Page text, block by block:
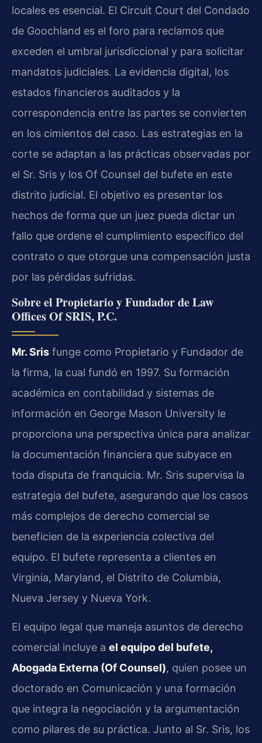
locales es esencial. El Circuit Court del Condado
de Goochland es el foro para reclamos que
exceden el umbral jurisdiccional y para solicitar
mandatos judiciales. La evidencia digital, los
estados financieros auditados y la
correspondencia entre las partes se convierten
en los cimientos del caso. Las estrategias en la
corte se adaptan a las prácticas observadas por
el Sr. Sris y los Of Counsel del bufete en este
distrito judicial. El objetivo es presentar los
hechos de forma que un juez pueda dictar un
fallo que ordene el cumplimiento específico del
contrato o que otorgue una compensación justa
por las pérdidas sufridas.
Sobre el Propietario y Fundador de Law
Offices Of SRIS, P.C.
Mr. Sris funge como Propietario y Fundador de
la firma, la cual fundó en 1997. Su formación
académica en contabilidad y sistemas de
información en George Mason University le
proporciona una perspectiva única para analizar
la documentación financiera que subyace en
toda disputa de franquicia. Mr. Sris supervisa la
estrategia del bufete, asegurando que los casos
más complejos de derecho comercial se
beneficien de la experiencia colectiva del
equipo. El bufete representa a clientes en
Virginia, Maryland, el Distrito de Columbia,
Nueva Jersey y Nueva York.
El equipo legal que maneja asuntos de derecho
comercial incluye a el equipo del bufete,
Abogada Externa (Of Counsel), quien posee un
doctorado en Comunicación y una formación
que integra la negociación y la argumentación
como pilares de su práctica. Junto al Sr. Sris, los